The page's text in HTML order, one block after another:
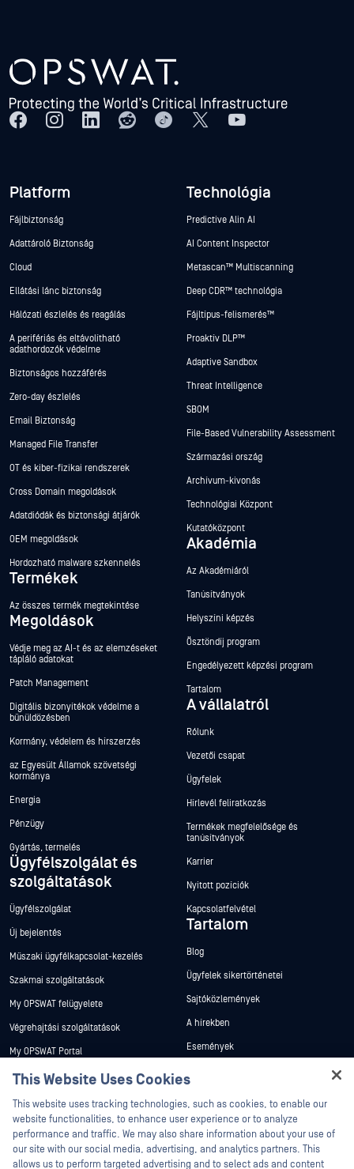
Platform
Fájlbiztonság
Adattároló Biztonság
Cloud
Ellátási lánc biztonság
Hálózati észlelés és reagálás
A perifériás és eltávolítható
adathordozók védelme
Biztonságos hozzáférés
Zero-day észlelés
Email Biztonság
Managed File Transfer
OT és kiber-fizikai rendszerek
Cross Domain megoldások
Adatdiódák és biztonsági átjárók
OEM megoldások
Hordozható malware szkennelés
Termékek
Az összes termék megtekintése
Megoldások
Védje meg az AI-t és az elemzéseket
tápláló adatokat
Patch Management
Digitális bizonyítékok védelme a
bűnüldözésben
Kormány, védelem és hírszerzés
az Egyesült Államok szövetségi
kormánya
Energia
Pénzügy
Gyártás, termelés
Ügyfélszolgálat és
szolgáltatások
Ügyfélszolgálat
Új bejelentés
Műszaki ügyfélkapcsolat-kezelés
Szakmai szolgáltatások
My OPSWAT felügyelete
Végrehajtási szolgáltatások
My OPSWAT Portal
Műszaki dokumentáció
Képzések
Biztonsági sebezhetőségi program
Partnerek
Tanúsítvány
Technológia
Predictive Alin AI
AI Content Inspector
Metascan™ Multiscanning
Deep CDR™ technológia
Fájltípus-felismerés™
Proaktív DLP™
Adaptive Sandbox
Threat Intelligence
SBOM
File-Based Vulnerability Assessment
Származási ország
Archívum-kivonás
Technológiai Központ
Kutatóközpont
Akadémia
Az Akadémiáról
Tanúsítványok
Helyszíni képzés
Ösztöndíj program
Engedélyezett képzési program
Tartalom
A vállalatról
Rólunk
Vezetői csapat
Ügyfelek
Hírlevél feliratkozás
Termékek megfelelősége és
tanúsítványok
Karrier
Nyitott pozíciók
Kapcsolatfelvétel
Tartalom
Blog
Ügyfelek sikertörténetei
Sajtóközlemények
A hírekben
Események
Fehér könyvek
This Website Uses Cookies
This website uses tracking technologies, such as cookies, to enable our
website functionalities, to enhance user experience or to analyze
performance and traffic. We may also share information about your use of
our site with our social media, advertising, and analytics partners. This
allows us to perform targeted advertising and to select ads and content
Hey there!
I'm Ozzy, your OPSWAT virtual assistant.
How can I help you secure what's critical
today?